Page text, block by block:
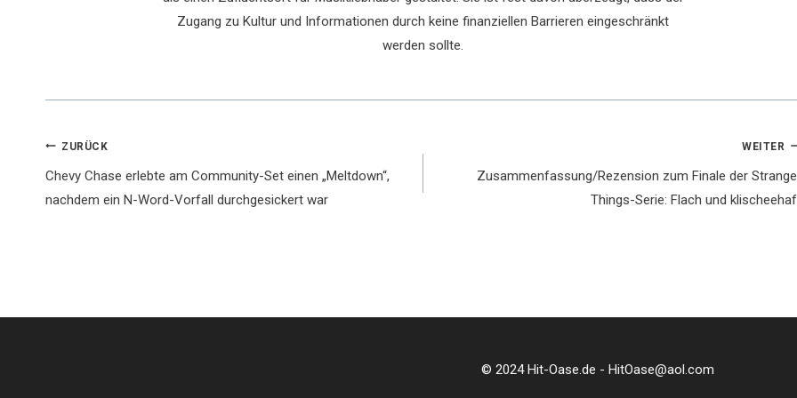
Zugang zu Kultur und Informationen durch keine finanziellen Barrieren eingeschränkt
werden sollte.
Beitragsnavigation
ZURÜCK
Chevy Chase erlebte am Community-Set einen „Meltdown“,
nachdem ein N-Word-Vorfall durchgesickert war
WEITER
Zusammenfassung/Rezension zum Finale der
Things-Serie: Flach und
© 2024 Hit-Oase.de - HitOase@aol.com